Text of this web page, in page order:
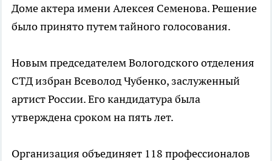
Доме актера имени Алексея Семенова. Решение
было принято путем тайного голосования.
Новым председателем Вологодского отделения
СТД избран Всеволод Чубенко, заслуженный
артист России. Его кандидатура была
утверждена сроком на пять лет.
Организация объединяет 118 профессионалов